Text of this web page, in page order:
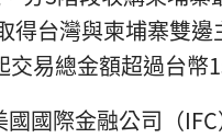
台灣與柬埔寨雙
易總金額超過台幣
國際金融公司（